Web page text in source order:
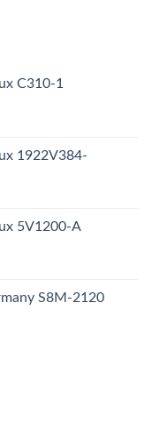
C310-1
1922V384-
5V1200-A
S8M-2120